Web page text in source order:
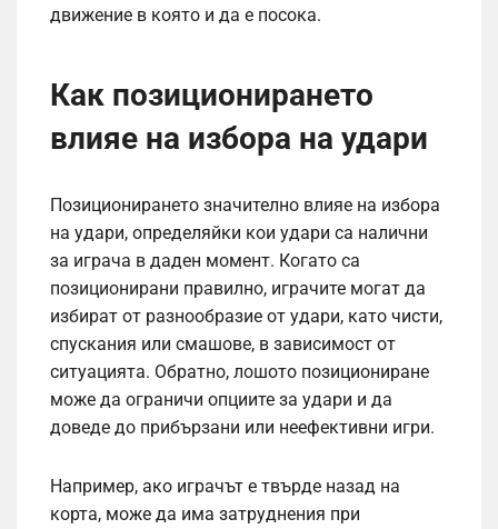
движение в която и да е посока.
Как позиционирането
влияе на избора на удари
Позиционирането значително влияе на избора
на удари, определяйки кои удари са налични
за играча в даден момент. Когато са
позиционирани правилно, играчите могат да
избират от разнообразие от удари, като чисти,
спускания или смашове, в зависимост от
ситуацията. Обратно, лошото позициониране
може да ограничи опциите за удари и да
доведе до прибързани или неефективни игри.
Например, ако играчът е твърде назад на
корта, може да има затруднения при